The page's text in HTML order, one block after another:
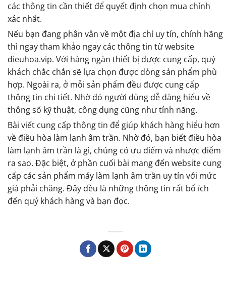
các thông tin cần thiết để quyết định chọn mua chính
xác nhất.
Nếu bạn đang phân vân về một địa chỉ uy tín, chính hãng
thì ngay tham khảo ngay các thông tin từ website
dieuhoa.vip. Với hàng ngàn thiết bị được cung cấp, quý
khách chắc chắn sẽ lựa chọn được dòng sản phẩm phù
hợp. Ngoài ra, ở mỗi sản phẩm đều được cung cấp
thông tin chi tiết. Nhờ đó người dùng dễ dàng hiểu về
thông số kỹ thuật, công dụng cũng như tính năng.
Bài viết cung cấp thông tin để giúp khách hàng hiểu hơn
về điều hòa làm lạnh âm trần. Nhờ đó, bạn biết điều hòa
làm lạnh âm trần là gì, chúng có ưu điểm và nhược điểm
ra sao. Đặc biệt, ở phần cuối bài mang đến website cung
cấp các sản phẩm máy làm lạnh âm trần uy tín với mức
giá phải chăng. Đây đều là những thông tin rất bổ ích
đến quý khách hàng và bạn đọc.